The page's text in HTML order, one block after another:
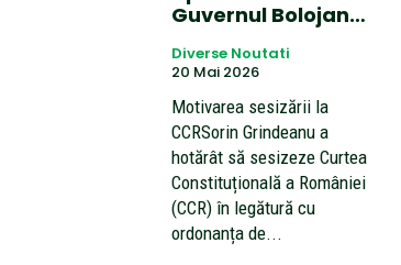
Guvernul Bolojan…
Diverse Noutati
20 Mai 2026
Motivarea sesizării la
CCRSorin Grindeanu a
hotărât să sesizeze Curtea
Constituțională a României
(CCR) în legătură cu
ordonanța de...